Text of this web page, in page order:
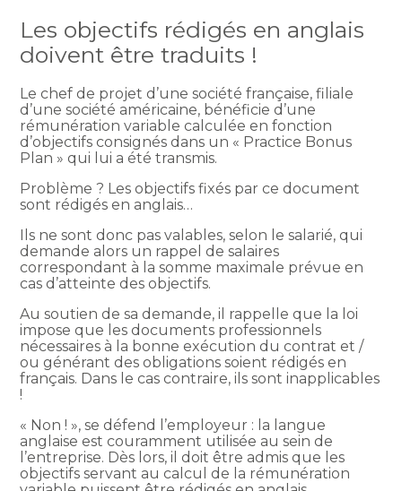
Les objectifs rédigés en anglais
doivent être traduits !
Le chef de projet d’une société française, filiale
d’une société américaine, bénéficie d’une
rémunération variable calculée en fonction
d’objectifs consignés dans un « Practice Bonus
Plan » qui lui a été transmis.
Problème ? Les objectifs fixés par ce document
sont rédigés en anglais…
Ils ne sont donc pas valables, selon le salarié, qui
demande alors un rappel de salaires
correspondant à la somme maximale prévue en
cas d’atteinte des objectifs.
Au soutien de sa demande, il rappelle que la loi
impose que les documents professionnels
nécessaires à la bonne exécution du contrat et /
ou générant des obligations soient rédigés en
français. Dans le cas contraire, ils sont inapplicables
!
« Non ! », se défend l’employeur : la langue
anglaise est couramment utilisée au sein de
l’entreprise. Dès lors, il doit être admis que les
objectifs servant au calcul de la rémunération